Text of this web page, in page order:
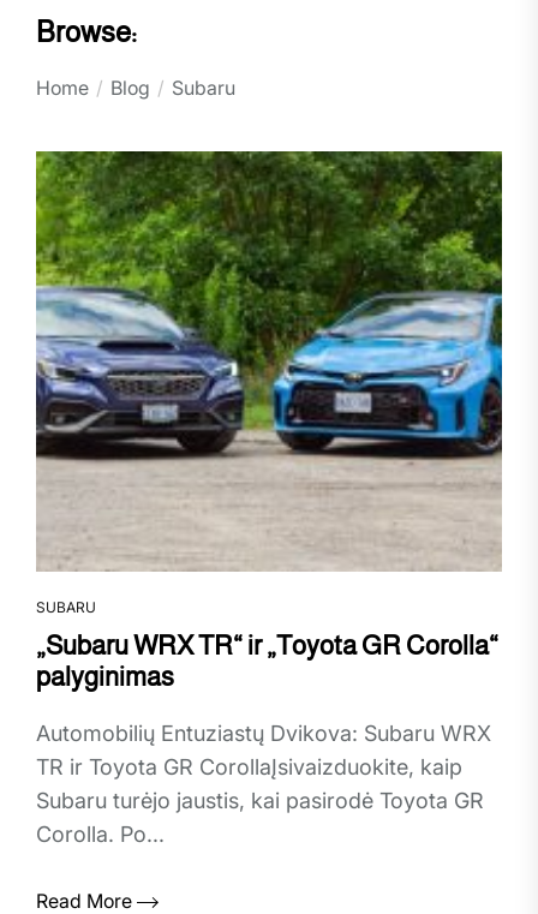
Browse:
Home Blog Subaru
SUBARU
„Subaru WRX TR“ ir „Toyota GR Corolla“
palyginimas
Automobilių Entuziastų Dvikova: Subaru WRX
TR ir Toyota GR CorollaĮsivaizduokite, kaip
Subaru turėjo jaustis, kai pasirodė Toyota GR
Corolla. Po...
Read More